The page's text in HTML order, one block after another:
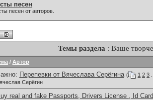
песен
песен от авторов.
Темы раздела : Ваше
/ Автор
Перепевки от Вячеслава Серёгина ( 1 2 3
Серёгин
real and fake Passports, Drivers License , Id